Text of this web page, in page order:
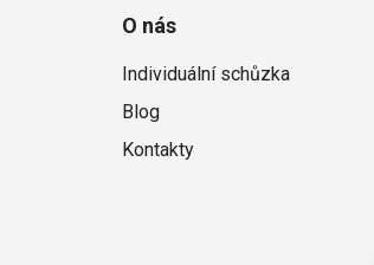
O nás
Individuální schůzka
Blog
Kontakty